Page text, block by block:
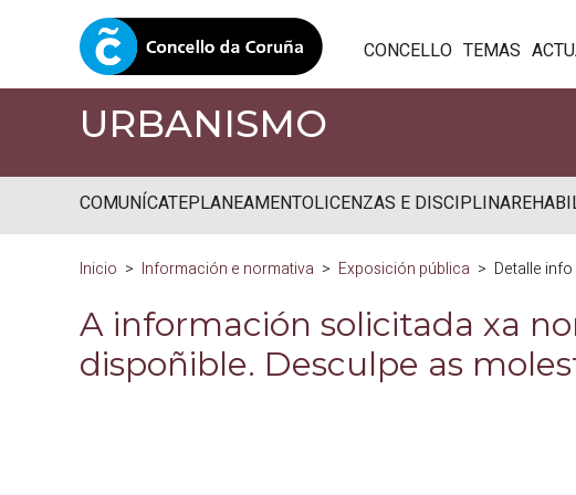
CONCELLO TEMAS
URBANISMO
COMUNÍCATEPLANEAMENTOLICENZAS E DISCIPLINA
Inicio Información e normativa Exposición pública Detalle
A información solicitada xa
dispoñible. Desculpe as